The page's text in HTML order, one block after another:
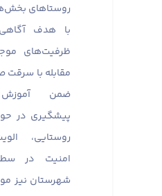
روستاهای
با هدف
ظرفیت‌های
مقابله با سرقت
ضمن
پیشگیری در
روستایی،
امنیت در
شهرستان نیز